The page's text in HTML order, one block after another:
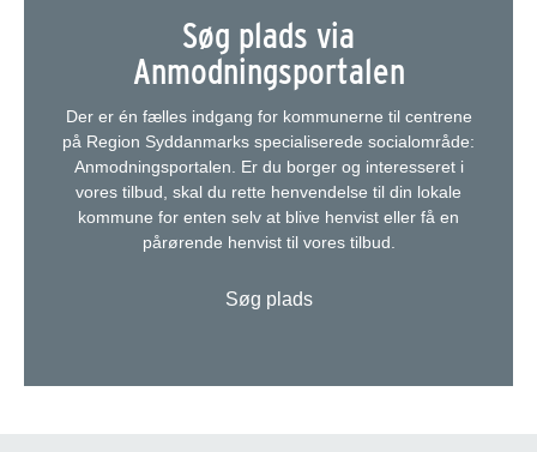
Søg plads via
Anmodningsportalen
Der er én fælles indgang for kommunerne til centrene
på Region Syddanmarks specialiserede socialområde:
Anmodningsportalen. Er du borger og interesseret i
vores tilbud, skal du rette henvendelse til din lokale
kommune for enten selv at blive henvist eller få en
pårørende henvist til vores tilbud.
Søg plads